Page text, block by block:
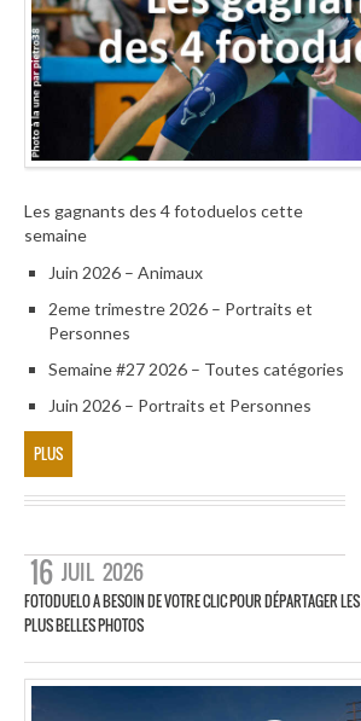
Les gagnants des 4 fotoduelos cette
semaine
Juin 2026 – Animaux
2eme trimestre 2026 – Portraits et
Personnes
Semaine #27 2026 – Toutes catégories
Juin 2026 – Portraits et Personnes
PLUS
16 JUIL 2026
FOTODUELO A BESOIN DE VOTRE CLIC POUR DÉPARTAGER LES
PLUS BELLES PHOTOS